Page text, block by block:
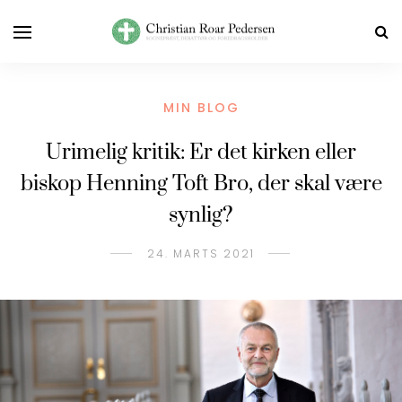
MIN BLOG
Urimelig kritik: Er det kirken eller
biskop Henning Toft Bro, der skal være
synlig?
24. MARTS 2021